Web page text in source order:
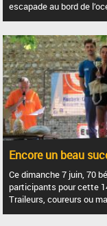
escapade au bord de
Encore un beau
Ce dimanche 7 juin, 70
participants pour cette
Traileurs, coureurs ou